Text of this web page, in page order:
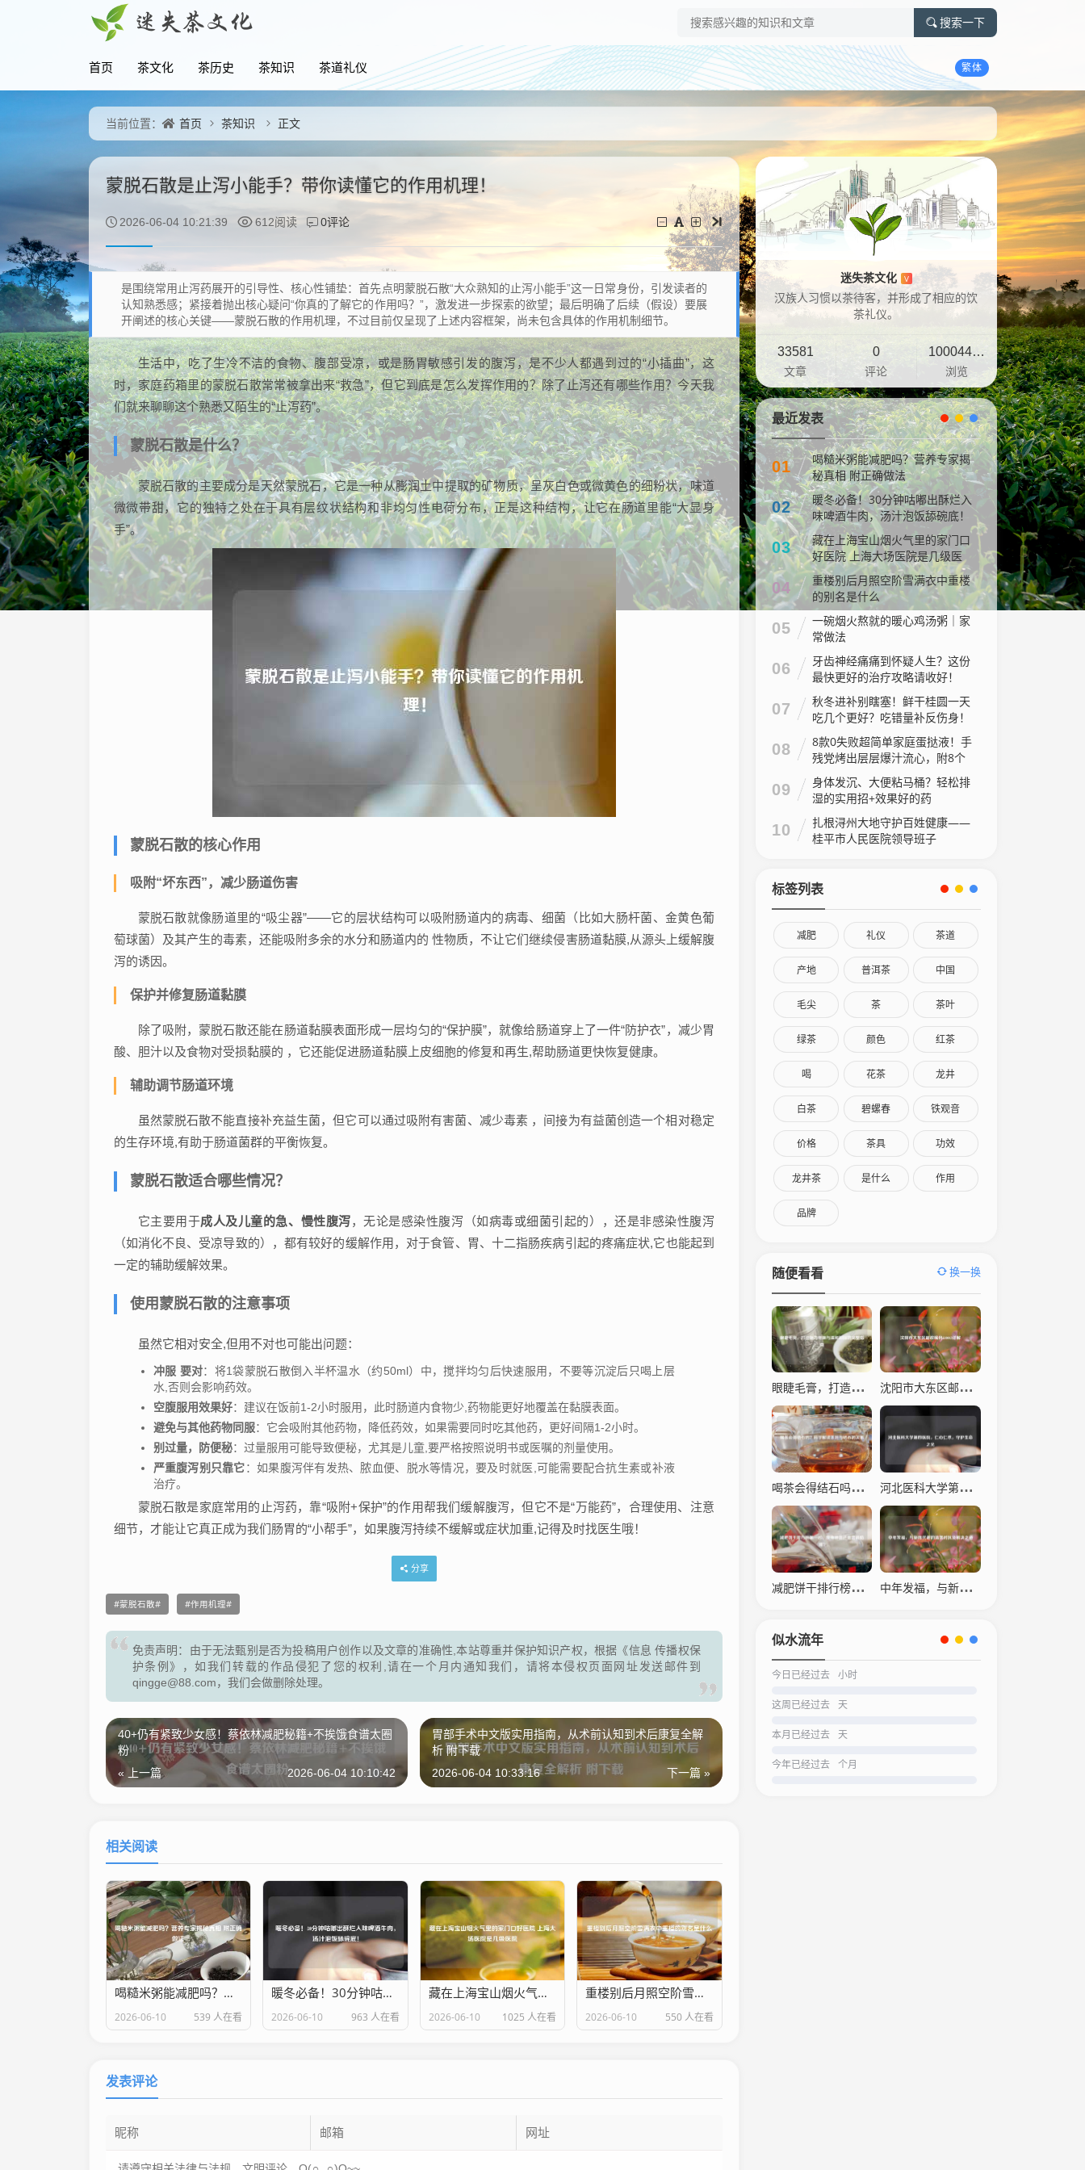
搜索一下
首页 茶文化 茶历史 茶知识 茶道礼仪 繁体
当前位置： 首页 茶知识 正文
蒙脱石散是止泻小能手？带你读懂它的作用机理！
2026-06-04 10:21:39 612阅读 0评论
是围绕常用止泻药展开的引导性、核心性铺垫：首先点明蒙脱石散“大众熟知的止泻小能手”这一日常身份，引发读者的
认知熟悉感；紧接着抛出核心疑问“你真的了解它的作用吗？”，激发进一步探索的欲望；最后明确了后续（假设）要展
开阐述的核心关键——蒙脱石散的作用机理，不过目前仅呈现了上述内容框架，尚未包含具体的作用机制细节。
生活中，吃了生冷不洁的食物、腹部受凉，或是肠胃敏感引发的腹泻，是不少人都遇到过的“小插曲”，这
时，家庭药箱里的蒙脱石散常常被拿出来“救急”，但它到底是怎么发挥作用的？除了止泻还有哪些作用？今天我
们就来聊聊这个熟悉又陌生的“止泻药”。
蒙脱石散是什么？
蒙脱石散的主要成分是天然蒙脱石，它是一种从膨润土中提取的矿物质，呈灰白色或微黄色的细粉状，味道
微微带甜，它的独特之处在于具有层纹状结构和非均匀性电荷分布，正是这种结构，让它在肠道里能“大显身
手”。
蒙脱石散的核心作用
吸附“坏东西”，减少肠道伤害
蒙脱石散就像肠道里的“吸尘器”——它的层状结构可以吸附肠道内的病毒、细菌（比如大肠杆菌、金黄色葡
萄球菌）及其产生的毒素，还能吸附多余的水分和肠道内的 性物质，不让它们继续侵害肠道黏膜,从源头上缓解腹
泻的诱因。
保护并修复肠道黏膜
除了吸附，蒙脱石散还能在肠道黏膜表面形成一层均匀的“保护膜”，就像给肠道穿上了一件“防护衣”，减少胃
酸、胆汁以及食物对受损黏膜的 ，它还能促进肠道黏膜上皮细胞的修复和再生,帮助肠道更快恢复健康。
辅助调节肠道环境
虽然蒙脱石散不能直接补充益生菌，但它可以通过吸附有害菌、减少毒素 ，间接为有益菌创造一个相对稳定
的生存环境,有助于肠道菌群的平衡恢复。
蒙脱石散适合哪些情况？
它主要用于成人及儿童的急、慢性腹泻，无论是感染性腹泻（如病毒或细菌引起的），还是非感染性腹泻
（如消化不良、受凉导致的），都有较好的缓解作用，对于食管、胃、十二指肠疾病引起的疼痛症状,它也能起到
一定的辅助缓解效果。
使用蒙脱石散的注意事项
虽然它相对安全,但用不对也可能出问题：
冲服 要对：将1袋蒙脱石散倒入半杯温水（约50ml）中，搅拌均匀后快速服用，不要等沉淀后只喝上层
水,否则会影响药效。
空腹服用效果好：建议在饭前1-2小时服用，此时肠道内食物少,药物能更好地覆盖在黏膜表面。
避免与其他药物同服：它会吸附其他药物，降低药效，如果需要同时吃其他药，更好间隔1-2小时。
别过量，防便秘：过量服用可能导致便秘，尤其是儿童,要严格按照说明书或医嘱的剂量使用。
严重腹泻别只靠它：如果腹泻伴有发热、脓血便、脱水等情况，要及时就医,可能需要配合抗生素或补液
治疗。
蒙脱石散是家庭常用的止泻药，靠“吸附+保护”的作用帮我们缓解腹泻，但它不是“万能药”，合理使用、注意
细节，才能让它真正成为我们肠胃的“小帮手”，如果腹泻持续不缓解或症状加重,记得及时找医生哦！
分享
蒙脱石散 作用机理
免责声明：由于无法甄别是否为投稿用户创作以及文章的准确性,本站尊重并保护知识产权，根据《信息 传播权保
护条例》，如我们转载的作品侵犯了您的权利,请在一个月内通知我们，请将本侵权页面网址发送邮件到
qingge@88.com，我们会做删除处理。
40+仍有紧致少女感！蔡依林减肥秘籍+不挨饿食谱太圈
粉
« 上一篇 2026-06-04 10:10:42
胃部手术中文版实用指南，从术前认知到术后康复全解
析 附下载
下一篇 »
2026-06-04 10:33:16
相关阅读
喝糙米粥能减肥吗？营养专家揭秘真相 附正确做法
2026-06-10 539 人在看
暖冬必备！30分钟咕嘟出酥烂入味啤酒牛肉，汤汁泡饭舔碗底！
2026-06-10 963 人在看
藏在上海宝山烟火气里的家门口好医院 上海大场医院是几级医院
2026-06-10 1025 人在看
重楼别后月照空阶雪满衣中重楼的别名是什么
2026-06-10 550 人在看
发表评论
迷失茶文化 V
汉族人习惯以茶待客，并形成了相应的饮
茶礼仪。
33581
文章
0
评论
10004401
浏览
最近发表
01
喝糙米粥能减肥吗？营养专家揭
秘真相 附正确做法
02
暖冬必备！30分钟咕嘟出酥烂入
味啤酒牛肉，汤汁泡饭舔碗底！
03
藏在上海宝山烟火气里的家门口
好医院 上海大场医院是几级医
院
04
重楼别后月照空阶雪满衣中重楼
的别名是什么
05
一碗烟火熬就的暖心鸡汤粥｜家
常做法
06
牙齿神经痛痛到怀疑人生？这份
最快更好的治疗攻略请收好！
07
秋冬进补别瞎塞！鲜干桂圆一天
吃几个更好？吃错量补反伤身！
08
8款0失败超简单家庭蛋挞液！手
残党烤出层层爆汁流心，附8个
家庭做法视频
09
身体发沉、大便粘马桶？轻松排
湿的实用招+效果好的药
10
扎根浔州大地守护百姓健康——
桂平市人民医院领导班子
标签列表
减肥 礼仪 茶道
产地 普洱茶 中国
毛尖 茶 茶叶
绿茶 颜色 红茶
喝 花茶 龙井
白茶 碧螺春 铁观音
价格 茶具 功效
龙井茶 是什么 作用
品牌
随便看看 换一换
眼睫毛膏，打造魅力电眼与温和卸除的完整指南 沈阳市大东区邮政编码110043详解
喝茶会得结石吗？科学解读茶叶与结石的关系 河北医科大学第四医院，仁心仁术，守护生命之光
减肥饼干排行榜之一名，瘦身神器还是营销陷阱？ 中年发福，与新陈代谢的温柔对抗及解决之道
似水流年
今日已经过去 小时
这周已经过去 天
本月已经过去 天
今年已经过去 个月